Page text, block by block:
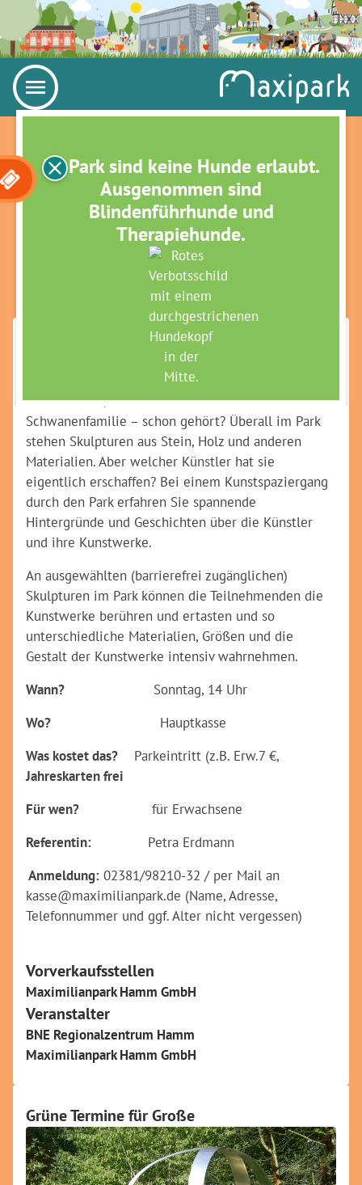
Im Park sind keine Hunde erlaubt.
Ausgenommen sind
Blindenführhunde und
Therapiehunde.
KUNST IM PARK-
KUNSTFÜHRUNG FÜR ALLE
(BNE)
Veranstaltungen
Entdecken Sie die Kunstwerke im Maxipark:Kleine
Zauberblume, Kosmischer Kreis oder
Schwanenfamilie – schon gehört? Überall im Park
stehen Skulpturen aus Stein, Holz und anderen
Materialien. Aber welcher Künstler hat sie
eigentlich erschaffen? Bei einem Kunstspaziergang
durch den Park erfahren Sie spannende
Hintergründe und Geschichten über die Künstler
und ihre Kunstwerke.
An ausgewählten (barrierefrei zugänglichen)
Skulpturen im Park können die Teilnehmenden die
Kunstwerke berühren und ertasten und so
unterschiedliche Materialien, Größen und die
Gestalt der Kunstwerke intensiv wahrnehmen.
Wann? Sonntag, 14 Uhr
Wo? Hauptkasse
Was kostet das? Parkeintritt (z.B. Erw.7 €,
Jahreskarten frei
Für wen? für Erwachsene
Referentin: Petra Erdmann
Anmeldung: 02381/98210-32 / per Mail an
kasse@maximilianpark.de (Name, Adresse,
Telefonnummer und ggf. Alter nicht vergessen)
Vorverkaufsstellen
Maximilianpark Hamm GmbH
Veranstalter
BNE Regionalzentrum Hamm
Maximilianpark Hamm GmbH
Grüne Termine für Große